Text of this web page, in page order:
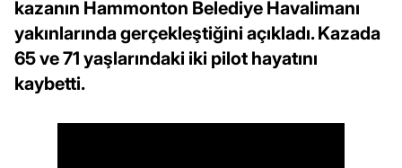
kazanın Hammonton Belediye Havalimanı
yakınlarında gerçekleştiğini açıkladı. Kazada
65 ve 71 yaşlarındaki iki pilot hayatını
kaybetti.